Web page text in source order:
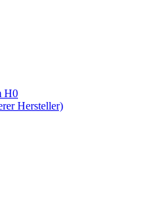
H0
Hersteller)